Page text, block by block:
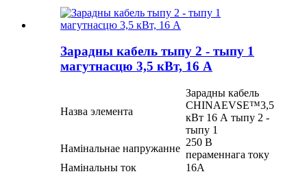
Зарадны кабель тыпу 2 - тыпу 1
магутнасцю 3,5 кВт, 16 А
Назва элемента
Зарадны кабель
CHINAEVSE™️3,5
кВт 16 А тыпу 2 -
тыпу 1
Намінальнае напружанне
250 В
пераменнага току
Намінальны ток
16А